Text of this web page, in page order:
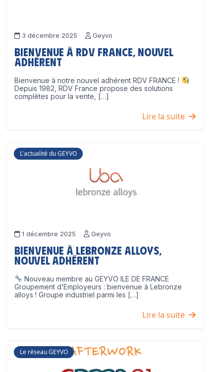
3 décembre 2025 Geyvo
Bienvenue à RDV France, nouvel
adhérent
Bienvenue à notre nouvel adhérent RDV FRANCE !
Depuis 1982, RDV France propose des solutions
complètes pour la vente, […]
Lire la suite
L'actualité du GEYVO
1 décembre 2025 Geyvo
Bienvenue à Lebronze Alloys,
nouvel adhérent
Nouveau membre au GEYVO ILE DE FRANCE
Groupement d’Employeurs : bienvenue à Lebronze
alloys ! Groupe industriel parmi les […]
Lire la suite
Le réseau GEYVO